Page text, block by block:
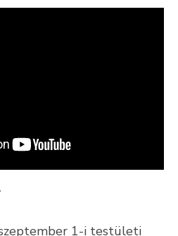
1-i testületi